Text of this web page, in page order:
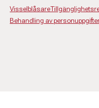
Visselblåsare
Behandling av